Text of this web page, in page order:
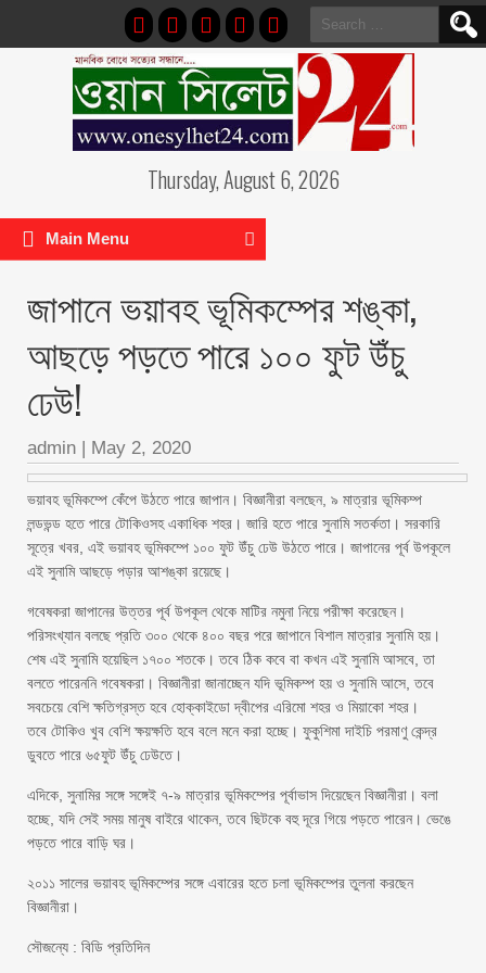
Search
for:
Thursday, August 6, 2026
Main Menu
জাপানে ভয়াবহ ভূমিকম্পের শঙ্কা,
আছড়ে পড়তে পারে ১০০ ফুট উঁচু
ঢেউ!
admin | May 2, 2020
ভয়াবহ ভূমিকম্পে কেঁপে উঠতে পারে জাপান। বিজ্ঞানীরা বলছেন, ৯ মাত্রার ভূমিকম্প
লন্ডভন্ড হতে পারে টোকিওসহ একাধিক শহর। জারি হতে পারে সুনামি সতর্কতা। সরকারি
সূত্রে খবর, এই ভয়াবহ ভূমিকম্পে ১০০ ফুট উঁচু ঢেউ উঠতে পারে। জাপানের পূর্ব উপকূলে
এই সুনামি আছড়ে পড়ার আশঙ্কা রয়েছে।
গবেষকরা জাপানের উত্তর পূর্ব উপকূল থেকে মাটির নমুনা নিয়ে পরীক্ষা করেছেন।
পরিসংখ্যান বলছে প্রতি ৩০০ থেকে ৪০০ বছর পরে জাপানে বিশাল মাত্রার সুনামি হয়।
শেষ এই সুনামি হয়েছিল ১৭০০ শতকে। তবে ঠিক কবে বা কখন এই সুনামি আসবে, তা
বলতে পারেননি গবেষকরা। বিজ্ঞানীরা জানাচ্ছেন যদি ভূমিকম্প হয় ও সুনামি আসে, তবে
সবচেয়ে বেশি ক্ষতিগ্রস্ত হবে হোক্কাইডো দ্বীপের এরিমো শহর ও মিয়াকো শহর।
তবে টোকিও খুব বেশি ক্ষয়ক্ষতি হবে বলে মনে করা হচ্ছে। ফুকুশিমা দাইচি পরমাণু কেন্দ্র
ডুবতে পারে ৬৫ফুট উঁচু ঢেউতে।
এদিকে, সুনামির সঙ্গে সঙ্গেই ৭-৯ মাত্রার ভূমিকম্পের পূর্বাভাস দিয়েছেন বিজ্ঞানীরা। বলা
হচ্ছে, যদি সেই সময় মানুষ বাইরে থাকেন, তবে ছিটকে বহু দূরে গিয়ে পড়তে পারেন। ভেঙে
পড়তে পারে বাড়ি ঘর।
২০১১ সালের ভয়াবহ ভূমিকম্পের সঙ্গে এবারের হতে চলা ভূমিকম্পের তুলনা করছেন
বিজ্ঞানীরা।
সৌজন্যে : বিডি প্রতিদিন